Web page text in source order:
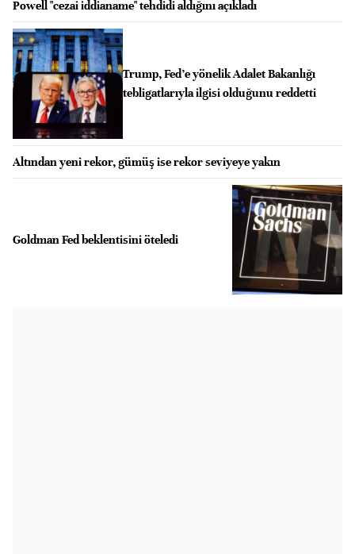
Powell "cezai iddianame" tehdidi aldığını açıkladı
Trump, Fed’e yönelik Adalet Bakanlığı
tebligatlarıyla ilgisi olduğunu reddetti
Altından yeni rekor, gümüş ise rekor seviyeye yakın
Goldman Fed beklentisini öteledi